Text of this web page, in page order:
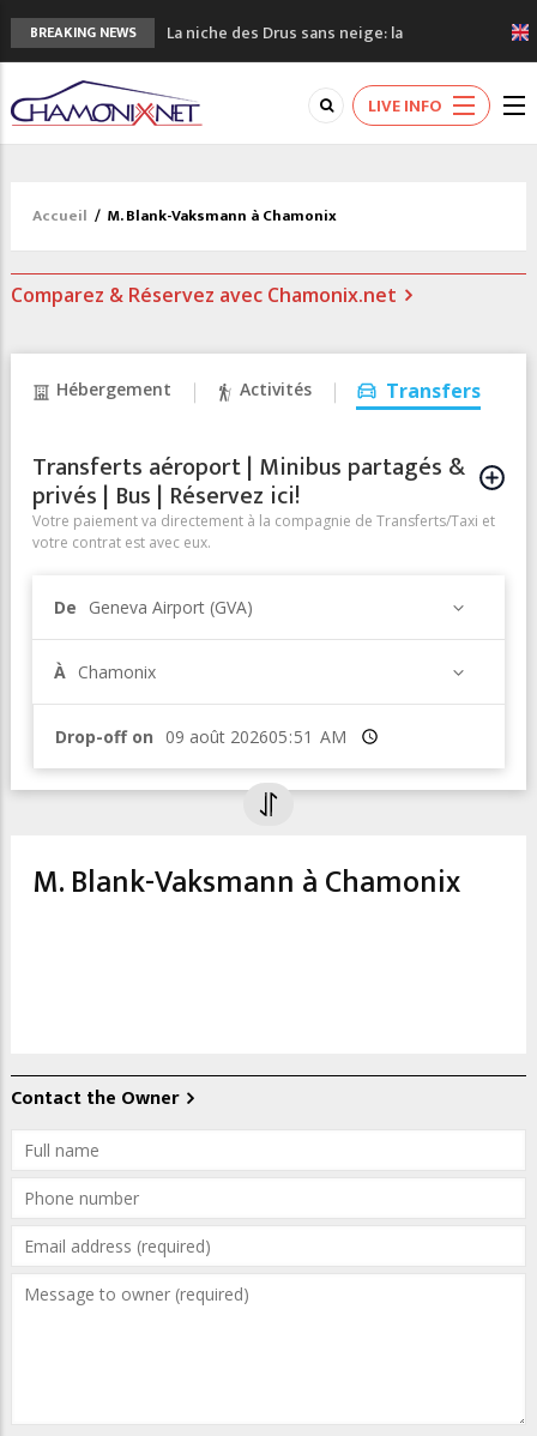
BREAKING NEWS
La niche des Drus sans neige: la
sécheresse en haute montagne
3 bonnes raisons pour visiter le nouveau
Musée du Mont-Blanc
Accidents en montagne: 3 personnes sont
Craft ouvre un nouveau magasin de course
LIVE INFO
Accueil / M. Blank-Vaksmann à Chamonix
Comparez & Réservez avec Chamonix.net
Hébergement Activités Transfers
Transferts aéroport | Minibus partagés &
privés | Bus | Réservez ici!
Votre paiement va directement à la compagnie de Transferts/Taxi et
votre contrat est avec eux.
De Geneva Airport (GVA)
À Chamonix
Drop-off on Heure
M. Blank-Vaksmann à Chamonix
Contact the Owner